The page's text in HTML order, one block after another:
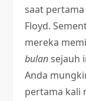
saat
Floyd.
mereka
bulansejauh
Anda
pertama kali